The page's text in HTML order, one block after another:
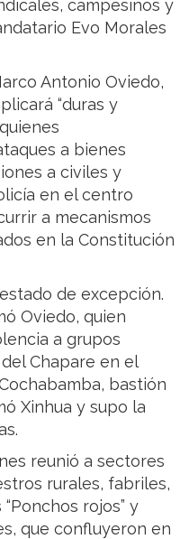
campesinos y
Evo Morales
Antonio Oviedo,
“duras y
a bienes
a civiles y
en el centro
a mecanismos
en la Constitución
de excepción.
Oviedo, quien
a grupos
Chapare en el
bastión
Xinhua y supo la
reunió a sectores
rurales, fabriles,
rojos” y
que confluyeron en